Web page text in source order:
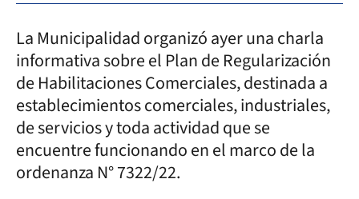
La Municipalidad organizó ayer una charla
informativa sobre el Plan de Regularización
de Habilitaciones Comerciales, destinada a
establecimientos comerciales, industriales,
de servicios y toda actividad que se
encuentre funcionando en el marco de la
ordenanza N° 7322/22.